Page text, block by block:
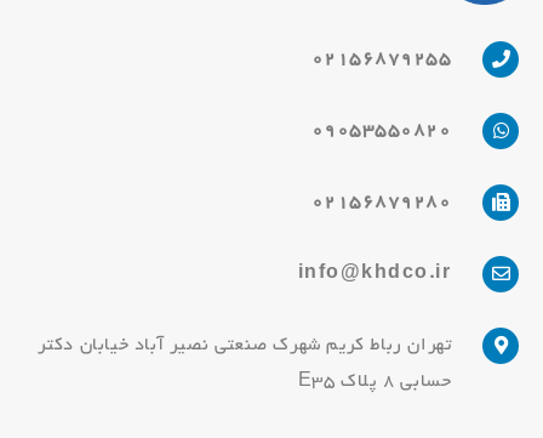
02156879255
09053550820
02156879280
info@khdco.ir
تهران رباط کریم شهرک صنعتی نصیر آباد خیابان دکتر
حسابی 8 پلاک E35